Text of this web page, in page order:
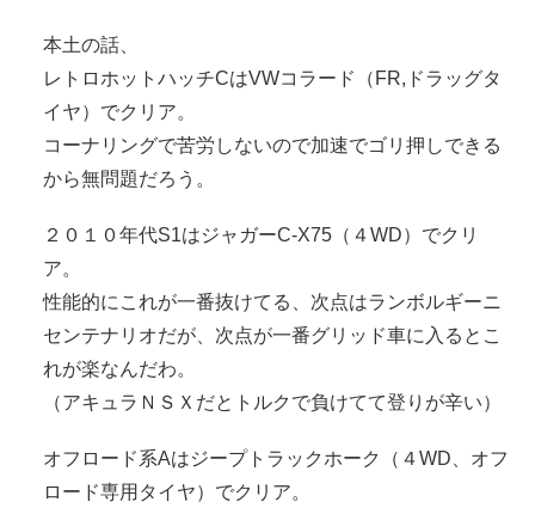
本土の話、
レトロホットハッチCはVWコラード（FR,ドラッグタ
イヤ）でクリア。
コーナリングで苦労しないので加速でゴリ押しできる
から無問題だろう。
２０１０年代S1はジャガーC-X75（４WD）でクリ
ア。
性能的にこれが一番抜けてる、次点はランボルギーニ
センテナリオだが、次点が一番グリッド車に入るとこ
れが楽なんだわ。
（アキュラＮＳＸだとトルクで負けてて登りが辛い）
オフロード系Aはジープトラックホーク（４WD、オフ
ロード専用タイヤ）でクリア。